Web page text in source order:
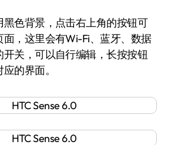
色背景，点击右上角的按钮可
面，这里会有Wi-Fi、蓝牙、数据
关，可以自行编辑，长按按钮
的界面。